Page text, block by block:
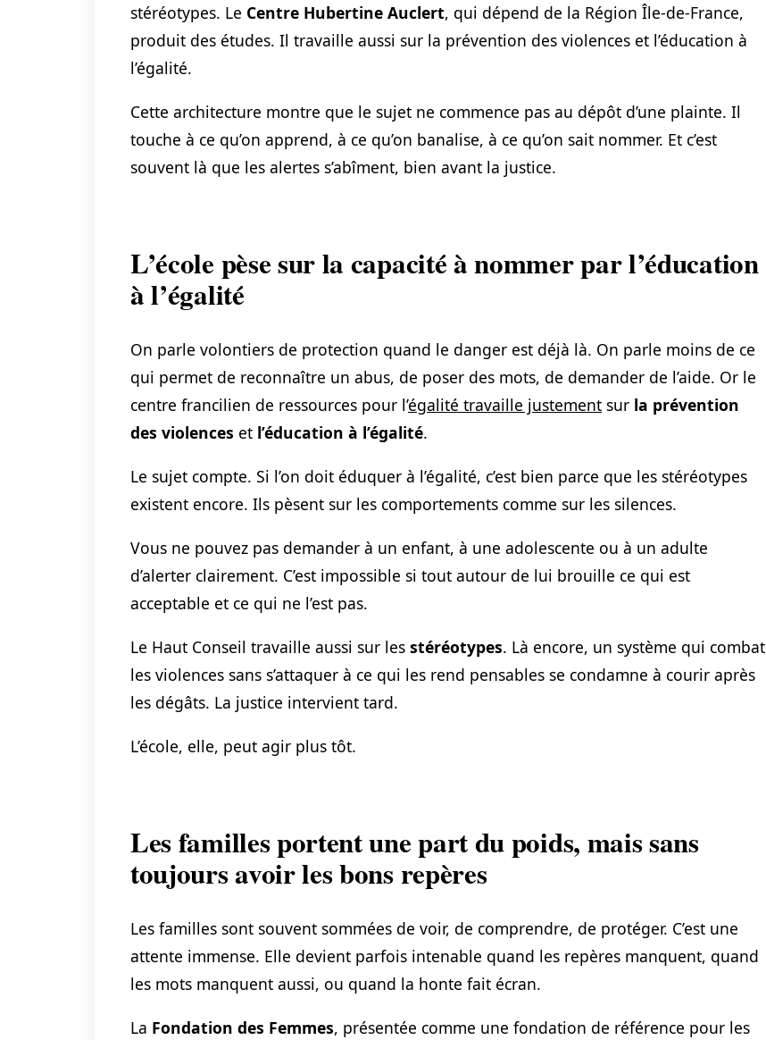
stéréotypes. Le Centre Hubertine Auclert, qui dépend de la Région Île-de-France,
produit des études. Il travaille aussi sur la prévention des violences et l’éducation à
l’égalité.
Cette architecture montre que le sujet ne commence pas au dépôt d’une plainte. Il
touche à ce qu’on apprend, à ce qu’on banalise, à ce qu’on sait nommer. Et c’est
souvent là que les alertes s’abîment, bien avant la justice.
L’école pèse sur la capacité à nommer par l’éducation
à l’égalité
On parle volontiers de protection quand le danger est déjà là. On parle moins de ce
qui permet de reconnaître un abus, de poser des mots, de demander de l’aide. Or le
centre francilien de ressources pour l’égalité travaille justement sur la prévention
des violences et l’éducation à l’égalité.
Le sujet compte. Si l’on doit éduquer à l’égalité, c’est bien parce que les stéréotypes
existent encore. Ils pèsent sur les comportements comme sur les silences.
Vous ne pouvez pas demander à un enfant, à une adolescente ou à un adulte
d’alerter clairement. C’est impossible si tout autour de lui brouille ce qui est
acceptable et ce qui ne l’est pas.
Le Haut Conseil travaille aussi sur les stéréotypes. Là encore, un système qui combat
les violences sans s’attaquer à ce qui les rend pensables se condamne à courir après
les dégâts. La justice intervient tard.
L’école, elle, peut agir plus tôt.
Les familles portent une part du poids, mais sans
toujours avoir les bons repères
Les familles sont souvent sommées de voir, de comprendre, de protéger. C’est une
attente immense. Elle devient parfois intenable quand les repères manquent, quand
les mots manquent aussi, ou quand la honte fait écran.
La Fondation des Femmes, présentée comme une fondation de référence pour les